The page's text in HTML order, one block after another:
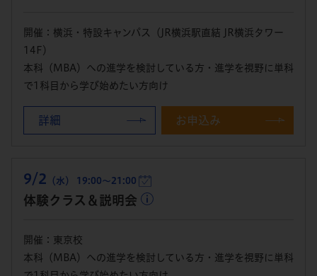
開催：横浜・特設キャンパス（JR横浜駅直結 JR横浜タワー
14F）
本科（MBA）への進学を検討している方・進学を視野に単科
で1科目から学び始めたい方向け
詳細 お申込み
9/2 （水） 19:00～21:00
体験クラス＆説明会
開催：東京校
本科（MBA）への進学を検討している方・進学を視野に単科